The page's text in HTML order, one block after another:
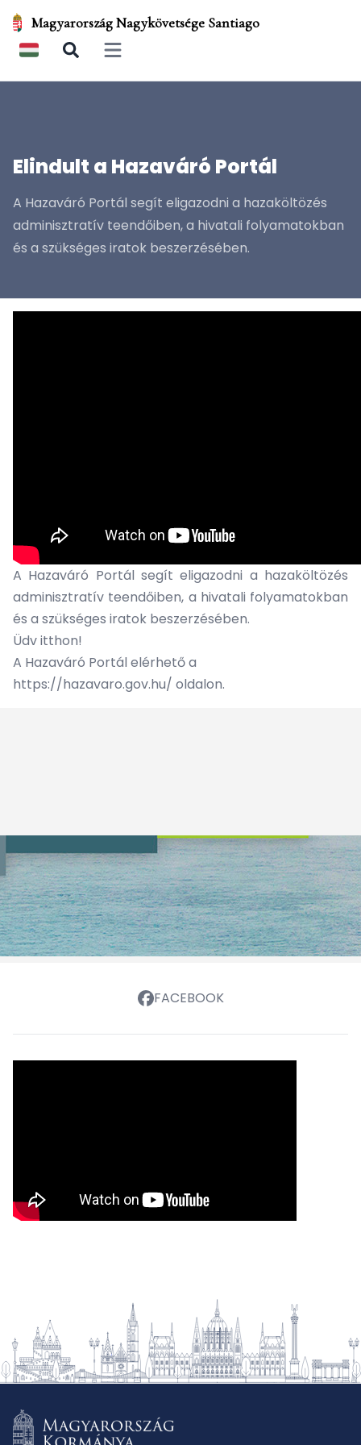
Magyarország Nagykövetsége Santiago
Open main menu
Elindult a Hazaváró Portál
A Hazaváró Portál segít eligazodni a hazaköltözés
adminisztratív teendőiben, a hivatali folyamatokban
és a szükséges iratok beszerzésében.
A Hazaváró Portál segít eligazodni a hazaköltözés
adminisztratív teendőiben, a hivatali folyamatokban
és a szükséges iratok beszerzésében.
Üdv itthon!
A Hazaváró Portál elérhető a
https://hazavaro.gov.hu/ oldalon.
FACEBOOK